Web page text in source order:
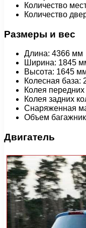
Количество
Количество
Размеры и вес
Длина: 4366 мм
Ширина: 1845
Высота: 1645
Колесная база:
Колея
Колея задних
Снаряженная
Объем
Двигатель